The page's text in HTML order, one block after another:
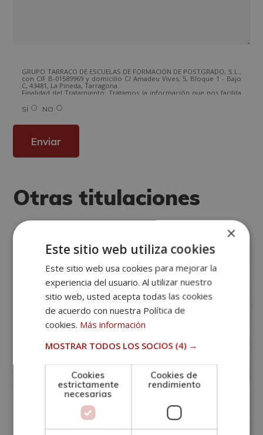
GRUPO TARRACO DE ESCUELAS DE FORMACIÓN DE POSTGRADO, S.L.,
con CIF B-01589969 y domicilio C/ Amadeu Vives, 5, Bloque 1 - Bajo
C, 43481, La Pineda, Tarragona.
Finalidad del Tratamiento: Tratamos la información que nos facilita
relacionado con los productos ofrecidos y otros tipo de productos
que fueran de su interés.
Derechos: Puede ejercitar sus derechos identificándose
info@grupoesneca.com.
Desea recibir información comercial (vía telefónica y/o email):
SÍ NO
Otras titulaciones
×
Este sitio web utiliza cookies
Este sitio web usa cookies para mejorar la
experiencia del usuario. Al utilizar nuestro
sitio web, usted acepta todas las cookies
de acuerdo con nuestra Política de
cookies. Más información
MOSTRAR TODOS LOS SOCIOS (4) →
Cookies
estrictamente
necesarias
Cookies de
rendimiento